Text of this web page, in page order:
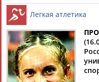
Найдено: 13181
Легкая